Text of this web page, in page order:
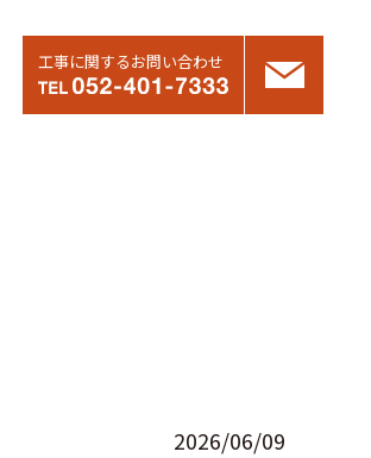
工事に関するお問い合わせ
2026/06/09